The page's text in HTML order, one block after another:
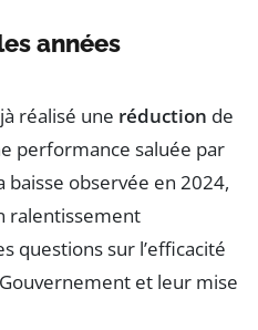
années
réalisé une réduction de
performance saluée par
baisse observée en 2024,
ralentissement
questions sur l’efficacité
et leur mise